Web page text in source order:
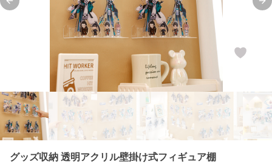
Previous slide
グッズ収納 透明アクリル壁掛け式フィギュア棚